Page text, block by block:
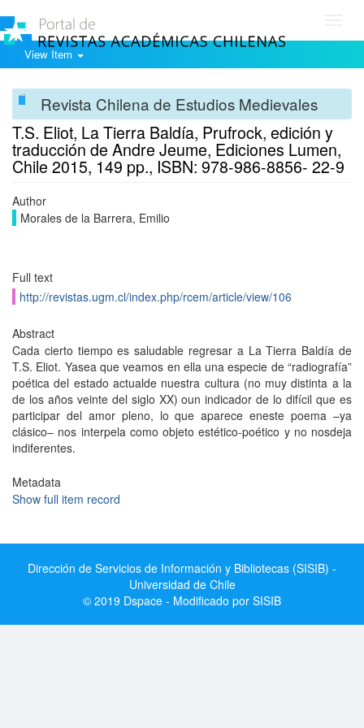
View Item
Revista Chilena de Estudios Medievales
T.S. Eliot, La Tierra Baldía, Prufrock, edición y
traducción de Andre Jeume, Ediciones Lumen,
Chile 2015, 149 pp., ISBN: 978-986-8856- 22-9
Author
Morales de la Barrera, Emilio
Full text
http://revistas.ugm.cl/index.php/rcem/article/view/106
Abstract
Cada cierto tiempo es saludable regresar a La Tierra Baldía de
T.S. Eliot. Yasea que veamos en ella una especie de “radiografía”
poética del estado actualde nuestra cultura (no muy distinta a la
de los años veinte del siglo XX) oun indicador de lo difícil que es
participar del amor pleno, lo que aparece eneste poema –ya
clásico– nos interpela como objeto estético-poético y no nosdeja
indiferentes.
Metadata
Show full item record
Dirección de Servicios de Información y Bibliotecas (SISIB) -
Universidad de Chile
© 2019 Dspace - Modificado por SISIB